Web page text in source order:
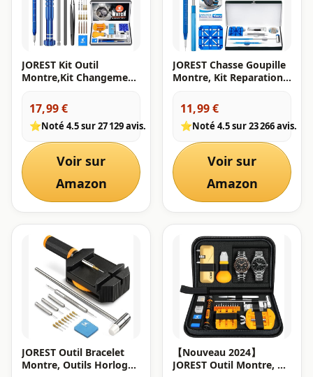
JOREST Kit Outil
Montre,Kit Changement
,Outil Montre
Bracelet,Tournevis
Reparation,Ouvre
Boitier,Montre
Demontage
17,99 €
⭐Noté 4.5 sur 27 129 avis.
Voir sur
Amazon
JOREST Chasse Goupille
Montre, Kit Reparation,
Remplacer et Perforer le
Bracelet de Montre,
avec Manuel
D'utilisation
11,99 €
⭐Noté 4.5 sur 23 266 avis.
Voir sur
Amazon
JOREST Outil Bracelet
Montre, Outils Horloger
【Nouveau 2024】
JOREST Outil Montre, Kit